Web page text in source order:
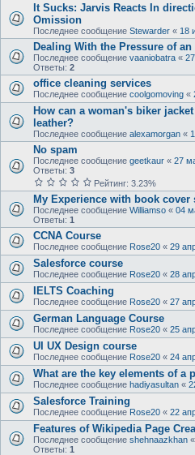
It Sucks: Jarvis Reacts In
Omission
Последнее сообщение Stewarder « 18
Dealing With the Pressure of
Последнее сообщение vaaniobatra «
Ответы: 2
office cleaning services
Последнее сообщение coolgomoving «
How can a woman's biker
leather?
Последнее сообщение alexamorgan «
No spam
Последнее сообщение geetkaur « 27
Ответы: 3
Рейтинг: 3.23%
My Experience with book cover
Последнее сообщение Williamso « 04
Ответы: 1
CCNA Course
Последнее сообщение Rose20 « 29
Salesforce course
Последнее сообщение Rose20 « 28
IELTS Coaching
Последнее сообщение Rose20 « 27
German Language Course
Последнее сообщение Rose20 « 25
UI UX Design course
Последнее сообщение Rose20 « 24
What are the key elements of a
Последнее сообщение hadiyasultan «
Salesforce Training
Последнее сообщение Rose20 « 22
Features of Wikipedia Page
Последнее сообщение shehnaazkhan «
Ответы: 1